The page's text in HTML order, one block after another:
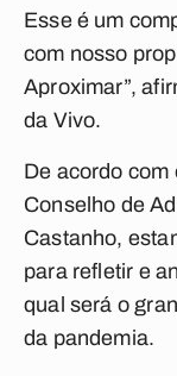
Esse é um
com nosso
Aproximar”,
da Vivo.
De acordo com
Conselho de
Castanho,
para refletir e
qual será o
da pandemia.